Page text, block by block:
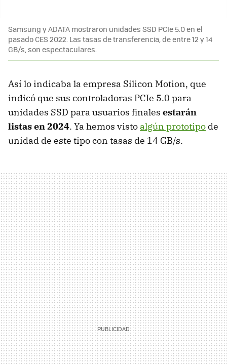
Samsung y ADATA mostraron unidades SSD PCIe 5.0 en el
pasado CES 2022. Las tasas de transferencia, de entre 12 y 14
GB/s, son espectaculares.
Así lo indicaba la empresa Silicon Motion, que
indicó que sus controladoras PCIe 5.0 para
unidades SSD para usuarios finales estarán
listas en 2024. Ya hemos visto algún prototipo de
unidad de este tipo con tasas de 14 GB/s.